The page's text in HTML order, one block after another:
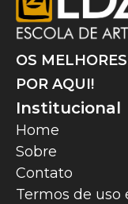
OS
POR AQUI!
Institucional
Home
Sobre
Contato
Termos de uso